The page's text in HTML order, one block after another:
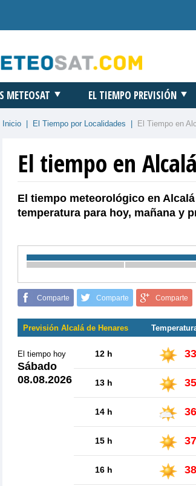
METEOSAT EL TIEMPO PREVISIÓN
Inicio El Tiempo por Localidades El Tiempo en
El tiempo en
El tiempo meteorológico en
temperatura para hoy, mañana y
Comparte Comparte Comparte
Previsión Alcalá de Henares
El tiempo hoy
Sábado
08.08.2026
12 h
13 h
14 h
15 h
16 h